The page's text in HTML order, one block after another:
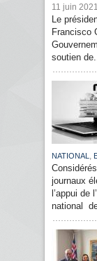
11 juin 2021
Le
Francisco
soutien
NATIONAL ,
journaux
l’appui de
national